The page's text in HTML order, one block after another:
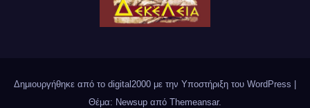
Δημιουργήθηκε από το digital2000 με την Υποστήριξη του WordPress
Θέμα: Newsup από Themeansar.